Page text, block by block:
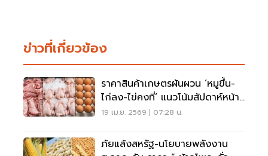
ข่าวที่เกี่ยวข้อง
ราคาสินค้าเกษตรผันผวน ‘หมูขึ้น-
ไก่ลง-ไข่คงที่’ แนวโน้มสัปดาห์หน้า
ทรงตัว
19 เม.ย. 2569 | 07:28 น.
ภัยแล้งสหรัฐ-นโยบายพลังงาน